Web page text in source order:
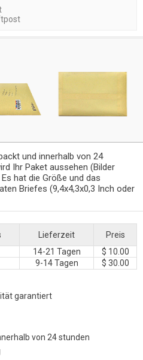
und innerhalb von 24
Ihr Paket aussehen (Bilder
hat die Größe und das
Briefes (9,4x4,3x0,3 Inch oder
Lieferzeit
Preis
14-21 Tagen
$ 10.00
9-14 Tagen
$ 30.00
garantiert
von 24 stunden